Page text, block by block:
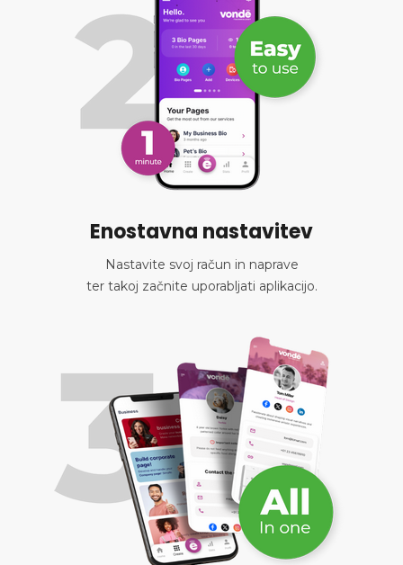
Enostavna nastavitev
Nastavite svoj račun in naprave
ter takoj začnite uporabljati aplikacijo.